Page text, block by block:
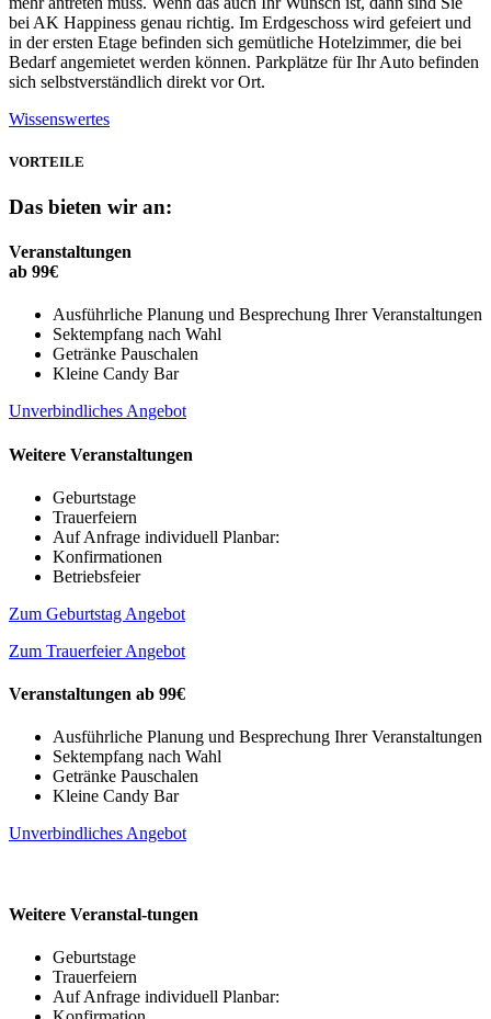
bei AK Happiness genau richtig. Im Erdgeschoss wird gefeiert und
in der ersten Etage befinden sich gemütliche Hotelzimmer, die bei
Bedarf angemietet werden können. Parkplätze für Ihr Auto befinden
sich selbstverständlich direkt vor Ort.
Wissenswertes
VORTEILE
Das bieten wir an:
Veranstaltungen
ab 99€
Ausführliche Planung und Besprechung Ihrer Veranstaltungen
Sektempfang nach Wahl
Getränke Pauschalen
Kleine Candy Bar
Unverbindliches Angebot
Weitere Veranstaltungen
Geburtstage
Trauerfeiern
Auf Anfrage individuell Planbar:
Konfirmationen
Betriebsfeier
Zum Geburtstag Angebot
Zum Trauerfeier Angebot
Veranstaltungen ab 99€
Ausführliche Planung und Besprechung Ihrer Veranstaltungen
Sektempfang nach Wahl
Getränke Pauschalen
Kleine Candy Bar
Unverbindliches Angebot
Weitere Veranstal-tungen
Geburtstage
Trauerfeiern
Auf Anfrage individuell Planbar: